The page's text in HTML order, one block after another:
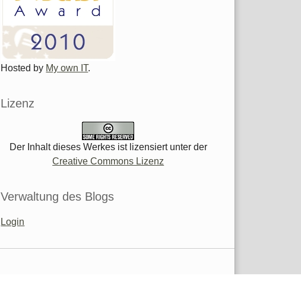
Hosted by My own IT.
Lizenz
Der Inhalt dieses Werkes ist lizensiert unter der
Creative Commons Lizenz
Verwaltung des Blogs
Login